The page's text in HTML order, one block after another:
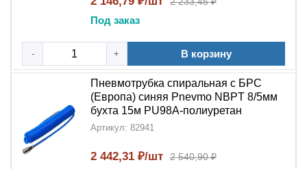
устойчива к износу
Безопасность– синий цвет обеспечивает
хорошую видимость трубки
Почему стоит выбрать пневмотрубку
NBPT PU98A?
Пневмотрубка спиральная с БРС синяя NBPT
Под заказ
- + В корзину
Пневмотрубка спиральная с БРС
(Европа) синяя Pnevmo NBPT 8/5мм
бухта 15м PU98A-полиуретан
Артикул: 82941
2 442,31 ₽/шт 2 540,90 ₽